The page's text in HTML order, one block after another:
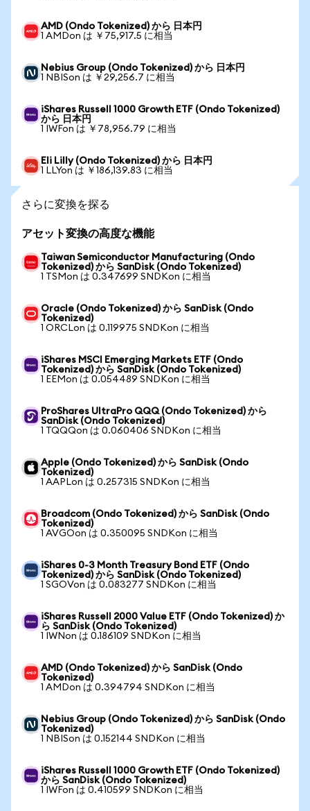
AMD (Ondo Tokenized) から 日本円
1 AMDon は ￥75,917.5 に相当
Nebius Group (Ondo Tokenized) から 日本円
1 NBISon は ￥29,256.7 に相当
iShares Russell 1000 Growth ETF (Ondo Tokenized)
から 日本円
1 IWFon は ￥78,956.79 に相当
Eli Lilly (Ondo Tokenized) から 日本円
1 LLYon は ￥186,139.83 に相当
さらに変換を探る
アセット変換の高度な機能
Taiwan Semiconductor Manufacturing (Ondo
Tokenized) から SanDisk (Ondo Tokenized)
1 TSMon は 0.347699 SNDKon に相当
Oracle (Ondo Tokenized) から SanDisk (Ondo
Tokenized)
1 ORCLon は 0.119975 SNDKon に相当
iShares MSCI Emerging Markets ETF (Ondo
Tokenized) から SanDisk (Ondo Tokenized)
1 EEMon は 0.054489 SNDKon に相当
ProShares UltraPro QQQ (Ondo Tokenized) から
SanDisk (Ondo Tokenized)
1 TQQQon は 0.060406 SNDKon に相当
Apple (Ondo Tokenized) から SanDisk (Ondo
Tokenized)
1 AAPLon は 0.257315 SNDKon に相当
Broadcom (Ondo Tokenized) から SanDisk (Ondo
Tokenized)
1 AVGOon は 0.350095 SNDKon に相当
iShares 0-3 Month Treasury Bond ETF (Ondo
Tokenized) から SanDisk (Ondo Tokenized)
1 SGOVon は 0.083277 SNDKon に相当
iShares Russell 2000 Value ETF (Ondo Tokenized) か
ら SanDisk (Ondo Tokenized)
1 IWNon は 0.186109 SNDKon に相当
AMD (Ondo Tokenized) から SanDisk (Ondo
Tokenized)
1 AMDon は 0.394794 SNDKon に相当
Nebius Group (Ondo Tokenized) から SanDisk (Ondo
Tokenized)
1 NBISon は 0.152144 SNDKon に相当
iShares Russell 1000 Growth ETF (Ondo Tokenized)
から SanDisk (Ondo Tokenized)
1 IWFon は 0.410599 SNDKon に相当